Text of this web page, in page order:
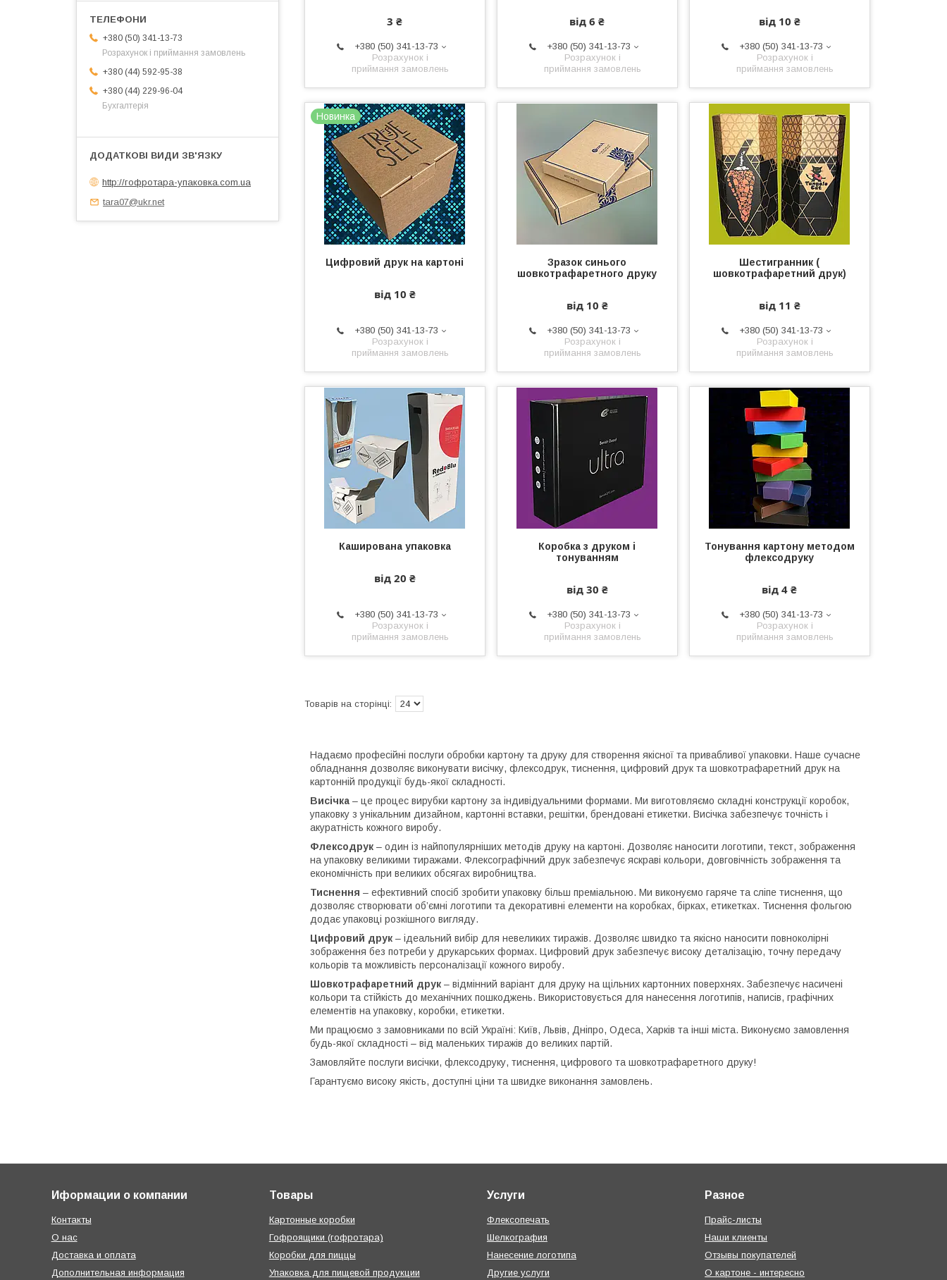
3 ₴
+380 (50) 341-13-73
Розрахунок і
приймання замовлень
від 6 ₴
+380 (50) 341-13-73
Розрахунок і
приймання замовлень
від 10 ₴
+380 (50) 341-13-73
Розрахунок і
приймання замовлень
Новинка
Цифровий друк на картоні
від 10 ₴
+380 (50) 341-13-73
Розрахунок і
приймання замовлень
Зразок синього
шовкотрафаретного друку
від 10 ₴
+380 (50) 341-13-73
Розрахунок і
приймання замовлень
Шестигранник (
шовкотрафаретний друк)
від 11 ₴
+380 (50) 341-13-73
Розрахунок і
приймання замовлень
Каширована упаковка
від 20 ₴
+380 (50) 341-13-73
Розрахунок і
приймання замовлень
Коробка з друком і
тонуванням
від 30 ₴
+380 (50) 341-13-73
Розрахунок і
приймання замовлень
Тонування картону методом
флексодруку
від 4 ₴
+380 (50) 341-13-73
Розрахунок і
приймання замовлень
Надаємо професійні послуги обробки картону та друку для створення якісної та привабливої упаковки. Наше сучасне
обладнання дозволяє виконувати висічку, флексодрук, тиснення, цифровий друк та шовкотрафаретний друк на
картонній продукції будь-якої складності.
Висічка – це процес вирубки картону за індивідуальними формами. Ми виготовляємо складні конструкції коробок,
упаковку з унікальним дизайном, картонні вставки, решітки, брендовані етикетки. Висічка забезпечує точність і
акуратність кожного виробу.
Флексодрук – один із найпопулярніших методів друку на картоні. Дозволяє наносити логотипи, текст, зображення
на упаковку великими тиражами. Флексографічний друк забезпечує яскраві кольори, довговічність зображення та
економічність при великих обсягах виробництва.
Тиснення – ефективний спосіб зробити упаковку більш преміальною. Ми виконуємо гаряче та сліпе тиснення, що
дозволяє створювати об’ємні логотипи та декоративні елементи на коробках, бірках, етикетках. Тиснення фольгою
додає упаковці розкішного вигляду.
Цифровий друк – ідеальний вибір для невеликих тиражів. Дозволяє швидко та якісно наносити повноколірні
зображення без потреби у друкарських формах. Цифровий друк забезпечує високу деталізацію, точну передачу
кольорів та можливість персоналізації кожного виробу.
Шовкотрафаретний друк – відмінний варіант для друку на щільних картонних поверхнях. Забезпечує насичені
кольори та стійкість до механічних пошкоджень. Використовується для нанесення логотипів, написів, графічних
елементів на упаковку, коробки, етикетки.
Ми працюємо з замовниками по всій Україні: Київ, Львів, Дніпро, Одеса, Харків та інші міста. Виконуємо замовлення
будь-якої складності – від маленьких тиражів до великих партій.
Замовляйте послуги висічки, флексодруку, тиснення, цифрового та шовкотрафаретного друку!
Гарантуємо високу якість, доступні ціни та швидке виконання замовлень.
+380 (50) 341-13-73
Розрахунок і приймання замовлень
+380 (44) 592-95-38
+380 (44) 229-96-04
Бухгалтерія
http://гофротара-упаковка.com.ua
tara07@ukr.net
Иформации о компании
Контакты
О нас
Доставка и оплата
Дополнительная информация
Товары
Картонные коробки
Гофроящики (гофротара)
Коробки для пиццы
Упаковка для пищевой продукции
Услуги
Флексопечать
Шелкография
Нанесение логотипа
Другие услуги
Разное
Прайс-листы
Наши клиенты
Отзывы покупателей
О картоне - интересно